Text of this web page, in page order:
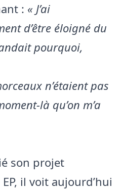
: « J’ai
d’être éloigné du
pourquoi,
n’étaient pas
là qu’on m’a
son projet
il voit aujourd’hui